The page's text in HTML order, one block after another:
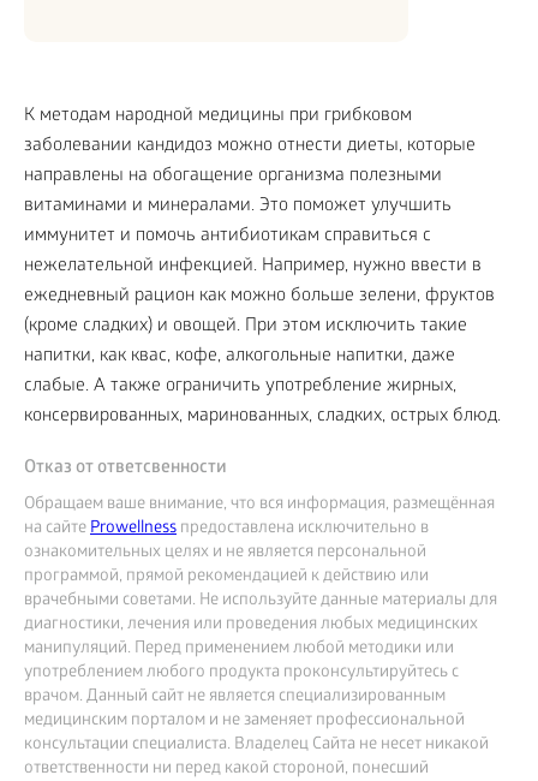
К методам народной медицины при грибковом
заболевании кандидоз можно отнести диеты, которые
направлены на обогащение организма полезными
витаминами и минералами. Это поможет улучшить
иммунитет и помочь антибиотикам справиться с
нежелательной инфекцией. Например, нужно ввести в
ежедневный рацион как можно больше зелени, фруктов
(кроме сладких) и овощей. При этом исключить такие
напитки, как квас, кофе, алкогольные напитки, даже
слабые. А также ограничить употребление жирных,
консервированных, маринованных, сладких, острых блюд.
Отказ от ответсвенности
Обращаем ваше внимание, что вся информация, размещённая
на сайтеProwellness предоставлена исключительно в
ознакомительных целях и не является персональной
программой, прямой рекомендацией к действию или
врачебными советами. Не используйте данные материалы для
диагностики, лечения или проведения любых медицинских
манипуляций. Перед применением любой методики или
употреблением любого продукта проконсультируйтесь с
врачом. Данный сайт не является специализированным
медицинским порталом и не заменяет профессиональной
консультации специалиста. Владелец Сайта не несет никакой
ответственности ни перед какой стороной, понесший